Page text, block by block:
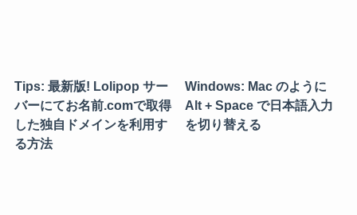
Tips: 最新版! Lolipop サー
バーにてお名前.comで取得
した独自ドメインを利用す
る方法
Windows: Mac のように
Alt + Space で日本語入力
を切り替える